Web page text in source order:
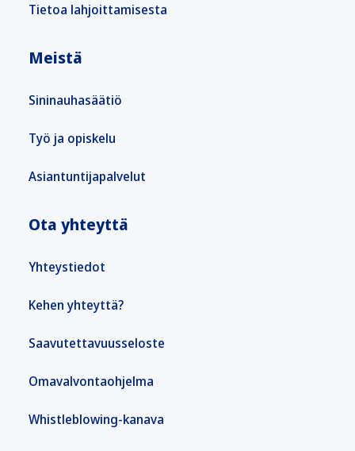
Tietoa lahjoittamisesta
Meistä
Sininauhasäätiö
Työ ja opiskelu
Asiantuntijapalvelut
Ota yhteyttä
Yhteystiedot
Kehen yhteyttä?
Saavutettavuusseloste
Omavalvontaohjelma
Whistleblowing-kanava